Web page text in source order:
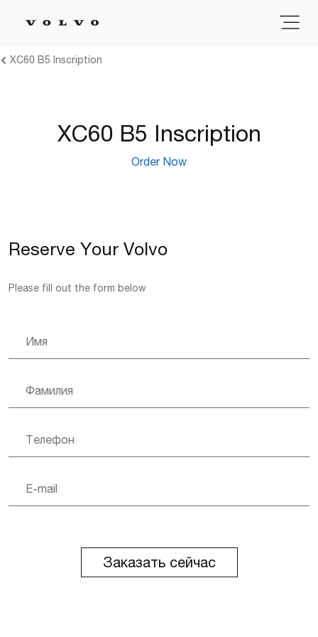
XC60 B5 Inscription
XC60 B5 Inscription
Order Now
Reserve Your Volvo
Please fill out the form below
Заказать сейчас